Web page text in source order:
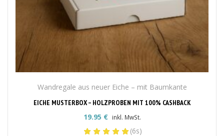
Wandregale aus neuer Eiche – mit Baumkante
EICHE MUSTERBOX – HOLZPROBEN MIT 100% CASHBACK
19.95 € inkl. MwSt.
(6s)